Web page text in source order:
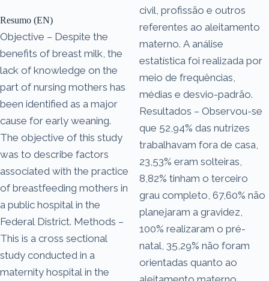
Resumo (EN)
Objective – Despite the
benefits of breast milk, the
lack of knowledge on the
part of nursing mothers has
been identified as a major
cause for early weaning.
The objective of this study
was to describe factors
associated with the practice
of breastfeeding mothers in
a public hospital in the
Federal District. Methods –
This is a cross sectional
study conducted in a
maternity hospital in the
civil, profissão e outros
referentes ao aleitamento
materno. A análise
estatística foi realizada por
meio de frequências,
médias e desvio-padrão.
Resultados – Observou-se
que 52,94% das nutrizes
trabalhavam fora de casa,
23,53% eram solteiras,
8,82% tinham o terceiro
grau completo, 67,60% não
planejaram a gravidez,
100% realizaram o pré-
natal, 35,29% não foram
orientadas quanto ao